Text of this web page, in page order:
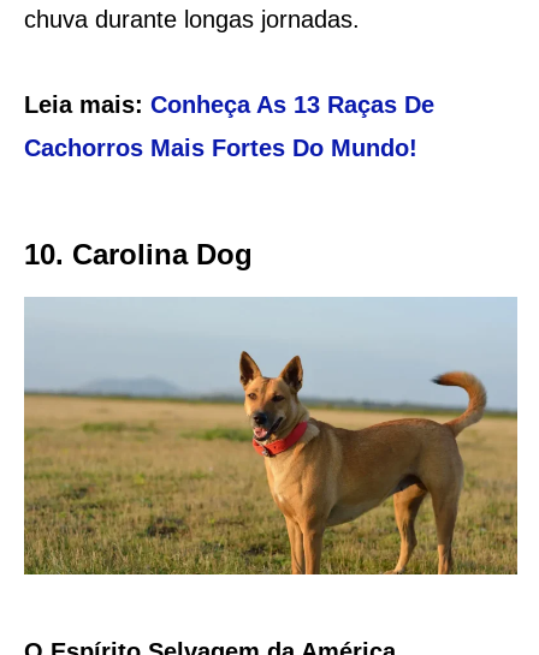
chuva durante longas jornadas.
Leia mais: Conheça As 13 Raças De
Cachorros Mais Fortes Do Mundo!
10. Carolina Dog